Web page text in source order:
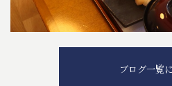
ブログ一覧